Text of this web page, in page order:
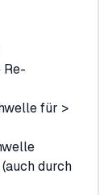
Re-
für >
durch